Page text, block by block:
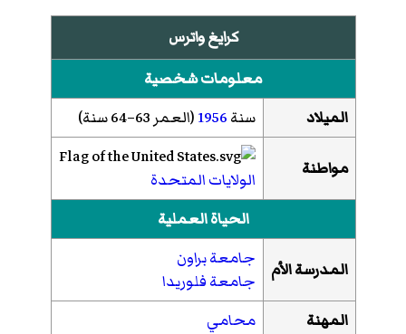
كرايغ واترس
معلومات شخصية
الميلاد
سنة1956(العمر 63–64 سنة)
مواطنة
الولايات المتحدة
الحياة العملية
المدرسة الأم
جامعة براون
جامعة فلوريدا
المهنة
محامي